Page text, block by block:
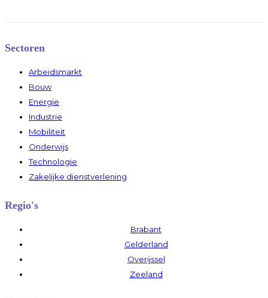
Sectoren
Arbeidsmarkt
Bouw
Energie
Industrie
Mobiliteit
Onderwijs
Technologie
Zakelijke dienstverlening
Regio's
Brabant
Gelderland
Overijssel
Zeeland